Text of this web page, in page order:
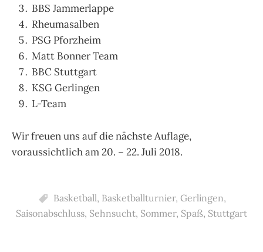
BBS Jammerlappe
Rheumasalben
PSG Pforzheim
Matt Bonner Team
BBC Stuttgart
KSG Gerlingen
L-Team
Wir freuen uns auf die nächste Auflage,
voraussichtlich am 20. – 22. Juli 2018.
Basketball, Basketballturnier, Gerlingen,
Saisonabschluss, Sehnsucht, Sommer, Spaß, Stuttgart